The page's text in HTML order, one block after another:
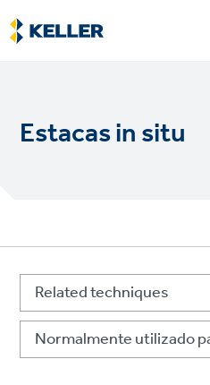
Skip
to
main
Estacas in situ
Related techniques
Normalmente utilizado